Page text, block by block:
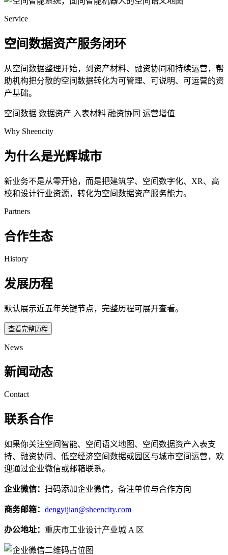
Service
空间数据资产服务闭环
从空间数据整理开始，到资产材料、融资协同和持续运营，帮
助机构把分散的空间数据转化为可管理、可说明、可运营的资
产基础。
空间数据 数据资产 入表材料 融资协同 运营增值
Why Sheencity
为什么是光辉城市
新业务不是从零开始，而是把建筑学、空间数字化、XR、高
校和设计行业资源，转化为空间数据资产服务能力。
Partners
合作生态
History
发展历程
默认展示近五年关键节点，完整历程可展开查看。
查看完整历程
News
新闻动态
Contact
联系合作
如果你关注空间智能、空间语义地图、空间数据资产入表支
持、融资协同、低空经济空间数据或园区与城市空间运营，欢
迎通过企业微信或邮箱联系。
企业微信： 扫码添加企业微信，备注单位与合作方向
商务邮箱： dengyijian@sheencity.com
办公地址： 重庆市工业设计产业城 A 区